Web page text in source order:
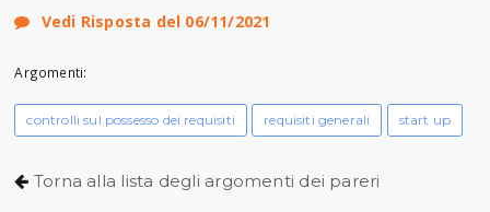
Vedi Risposta del 06/11/2021
Argomenti:
controlli sul possesso dei requisiti requisiti generali start up
Torna alla lista degli argomenti dei pareri